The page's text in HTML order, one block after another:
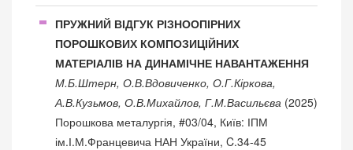
ПРУЖНИЙ ВІДГУК РІЗНООПІРНИХ
ПОРОШКОВИХ КОМПОЗИЦІЙНИХ
МАТЕРІАЛІВ НА ДИНАМІЧНЕ НАВАНТАЖЕННЯ
М.Б.Штерн, О.В.Вдовиченко, О.Г.Кіркова,
А.В.Кузьмов, О.В.Михайлов, Г.М.Васильєва (2025)
Порошкова металургія, #03/04, Київ: ІПМ
ім.І.М.Францевича НАН України, C.34-45